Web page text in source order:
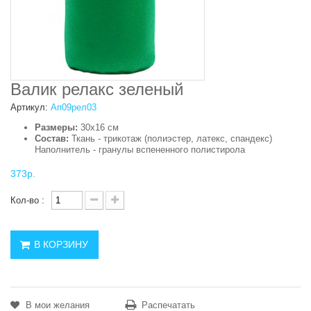
Валик релакс зеленый
Артикул: Ап09рел03
Размеры: 30х16 см
Состав: Ткань - трикотаж (полиэстер, латекс, спандекс)
Наполнитель - гранулы вспененного полистирола
373р.
Кол-во :
В КОРЗИНУ
В мои желания Распечатать